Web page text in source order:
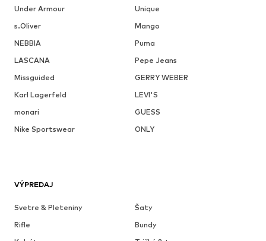
Under Armour
Unique
s.Oliver
Mango
NEBBIA
Puma
LASCANA
Pepe Jeans
Missguided
GERRY WEBER
Karl Lagerfeld
LEVI'S
monari
GUESS
Nike Sportswear
ONLY
VÝPREDAJ
Svetre & Pleteniny
Šaty
Rifle
Bundy